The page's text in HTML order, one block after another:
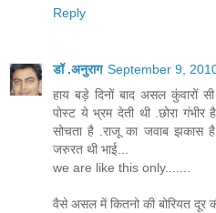
Reply
डॉ .अनुराग September 9,
हाय बड़े दिनों बाद असल कुंवारों
पोस्ट ये भ्रम देती थी .छोरा
सोचता है .राजू का जवाब झकास
जरुरत थी भाई...
we are like this only.......
वैसे असल में कितनो की बोरियत दूर